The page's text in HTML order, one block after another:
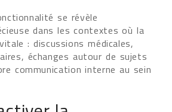
se révèle
dans les contextes où la
: discussions médicales,
échanges autour de sujets
communication interne au sein